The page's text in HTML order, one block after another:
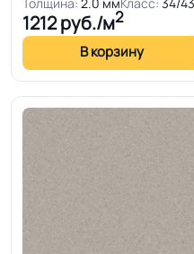
1212руб./м2
В корзину